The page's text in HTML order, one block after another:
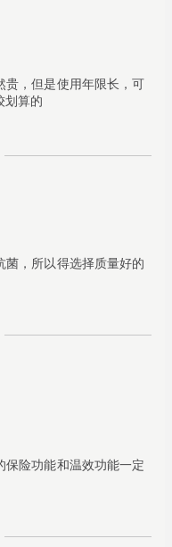
贵，但是使用年限长，可
划算的
菌，所以得选择质量好的
保险功能和温效功能一定